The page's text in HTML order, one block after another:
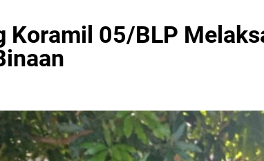
Koramil 05/BLP